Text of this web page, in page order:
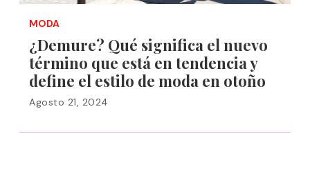
MODA
¿Demure? Qué significa el nuevo
término que está en tendencia y
define el estilo de moda en otoño
Agosto 21, 2024